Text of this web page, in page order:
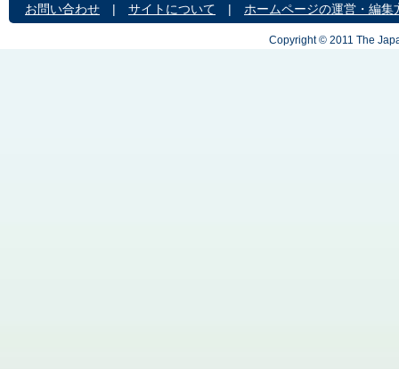
お問い合わせ | サイトについて | ホームページの運営・編集
Copyright © 2011 The